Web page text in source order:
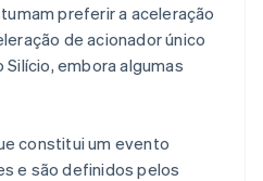
preferir a aceleração
de acionador único
Silício, embora algumas
constitui um evento
e são definidos pelos